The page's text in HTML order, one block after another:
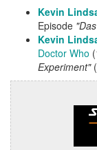
Kevin
Episode
Kevin
Doctor Who
Experiment"